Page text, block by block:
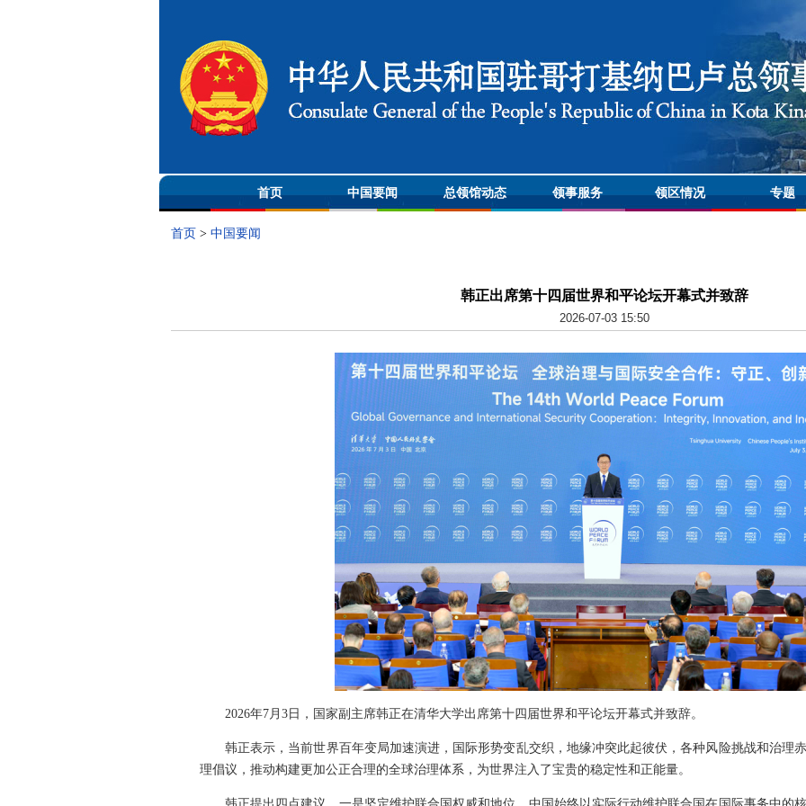
首页 中国要闻 总领馆动态 领事服务 领区情况 专题
首页 > 中国要闻
韩正出席第十四届世界和平论坛开幕式并致辞
2026-07-03 15:50
2026年7月3日，国家副主席韩正在清华大学出席第十四届世界和平论坛开幕式并致辞。
韩正表示，当前世界百年变局加速演进，国际形势变乱交织，地缘冲突此起彼伏，各种风险挑战和治理
理倡议，推动构建更加公正合理的全球治理体系，为世界注入了宝贵的稳定性和正能量。